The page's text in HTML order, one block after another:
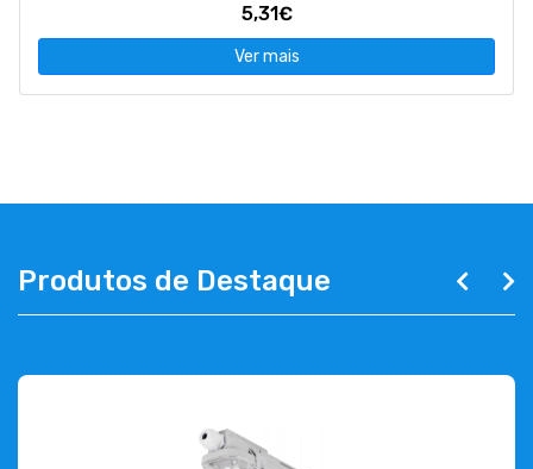
5,31€
Ver mais
Produtos de Destaque